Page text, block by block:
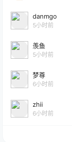
danmgo
5小时前
羡鱼
5小时前
梦尊
6小时前
zhii
6小时前